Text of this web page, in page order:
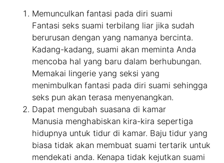
Memunculkan fantasi pada diri suami
Fantasi seks suami terbilang liar jika sudah
berurusan dengan yang namanya bercinta.
Kadang-kadang, suami akan meminta Anda
mencoba hal yang baru dalam berhubungan.
Memakai lingerie yang seksi yang
menimbulkan fantasi pada diri suami sehingga
seks pun akan terasa menyenangkan.
Dapat mengubah suasana di kamar
Manusia menghabiskan kira-kira sepertiga
hidupnya untuk tidur di kamar. Baju tidur yang
biasa tidak akan membuat suami tertarik untuk
mendekati anda. Kenapa tidak kejutkan suami